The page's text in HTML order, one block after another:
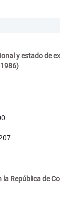
y estado de ex
República de Co